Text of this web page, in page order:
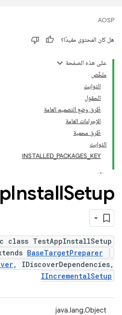
AOSP
هل كان المحتوى مفيدًا؟
على هذه الصفحة
ملخّص
الثوابت
الحقول
طُرق وضع التصميم العامة
الإجراءات العامة
طُرق محمية
الثوابت
INSTALLED_PACKAGES_KEY
InstallSetup
class TestAppInstallSetup
BaseTargetPreparer
, IDiscoverDependencies,
IIncrementalSetup
java.lang.Object